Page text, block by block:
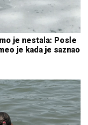
je nestala: Posle
je kada je saznao